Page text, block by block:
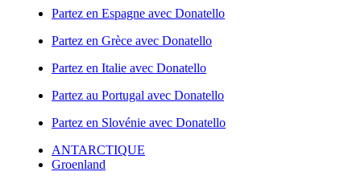
Partez en Espagne avec Donatello
Partez en Grèce avec Donatello
Partez en Italie avec Donatello
Partez au Portugal avec Donatello
Partez en Slovénie avec Donatello
ANTARCTIQUE
Groenland